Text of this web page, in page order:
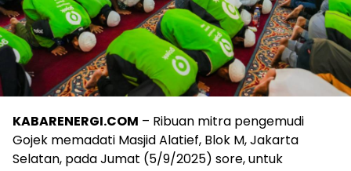
KABARENERGI.COM – Ribuan mitra pengemudi
Gojek memadati Masjid Alatief, Blok M, Jakarta
Selatan, pada Jumat (5/9/2025) sore, untuk